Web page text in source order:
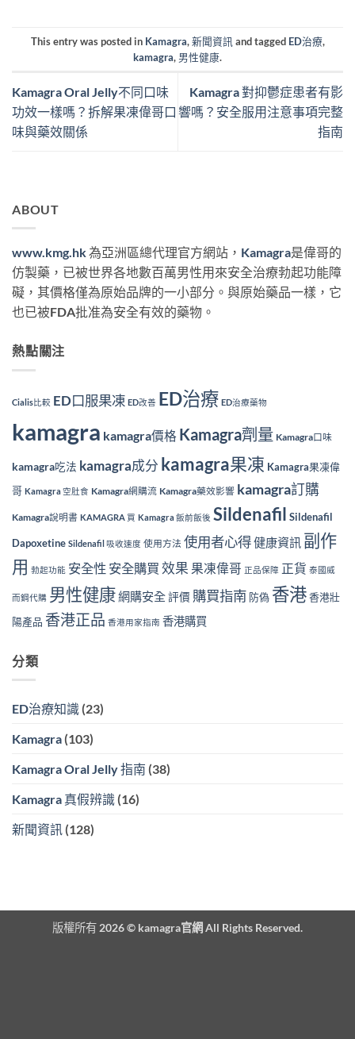
This entry was posted in Kamagra,新聞資訊 and tagged ED治療,
kamagra, 男性健康.
Kamagra Oral Jelly不同口味
功效一樣嗎？拆解果凍偉哥口
味與藥效關係
Kamagra 對抑鬱症患者有影
響嗎？安全服用注意事項完整
指南
ABOUT
www.kmg.hk為亞洲區總代理官方網站， Kamagra是偉哥的
仿製藥，已被世界各地數百萬男性用來安全治療勃起功能障
礙，其價格僅為原始品牌的一小部分。與原始藥品一樣，它
也已被FDA批准為安全有效的藥物。
熱點關注
Cialis比較 ED口服果凍 ED改善 ED治療 ED治療藥物
kamagra kamagra價格 Kamagra劑量 Kamagra口味
kamagra吃法 kamagra成分 kamagra果凍 Kamagra果凍偉
哥 Kamagra 空肚食 Kamagra網購流 Kamagra藥效影響 kamagra訂購
Kamagra說明書 KAMAGRA 買 Kamagra 飯前飯後 Sildenafil Sildenafil
Dapoxetine Sildenafil 吸收速度 使用方法 使用者心得健康資訊 副作
用 勃起功能 安全性 安全購買 效果 果凍偉哥 正品保障 正貨 泰國威
而鋼代購 男性健康網購安全評價 購買指南 防偽 香港香港壯
陽產品 香港正品 香港用家指南 香港購買
分類
ED治療知識 (23)
Kamagra (103)
Kamagra Oral Jelly 指南 (38)
Kamagra 真假辨識 (16)
新聞資訊 (128)
版權所有 2026 © kamagra官網 All Rights Reserved.